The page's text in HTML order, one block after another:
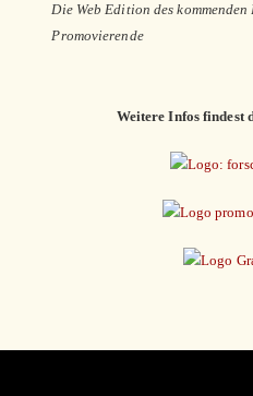
Die Web Edition des
Promovierende
Weitere Infos findest